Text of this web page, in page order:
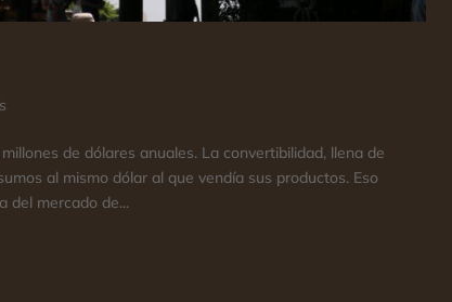
de dólares anuales. La convertibilidad, llena de
al mismo dólar al que vendía sus productos. Eso
del mercado de...